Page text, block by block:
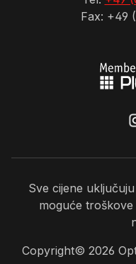
Fax: +49
Sve cijene
moguće troškove
Copyright© 2026